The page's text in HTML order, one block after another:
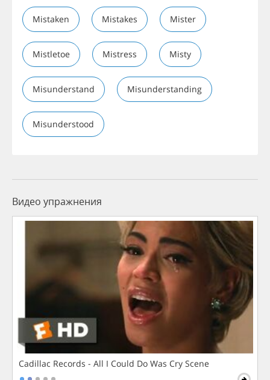
Mistaken Mistakes Mister
Mistletoe Mistress Misty
Misunderstand Misunderstanding
Misunderstood
Видео упражнения
Cadillac Records - All I Could Do Was Cry Scene